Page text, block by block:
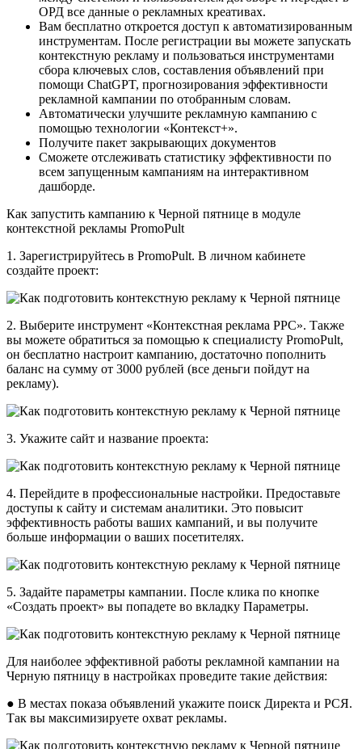
ОРД все данные о рекламных креативах.
Вам бесплатно откроется доступ к автоматизированным
инструментам. После регистрации вы можете запускать
контекстную рекламу и пользоваться инструментами
сбора ключевых слов, составления объявлений при
помощи ChatGPT, прогнозирования эффективности
рекламной кампании по отобранным словам.
Автоматически улучшите рекламную кампанию с
помощью технологии «Контекст+».
Получите пакет закрывающих документов
Сможете отслеживать статистику эффективности по
всем запущенным кампаниям на интерактивном
дашборде.
Как запустить кампанию к Черной пятнице в модуле
контекстной рекламы PromoPult
1. Зарегистрируйтесь в PromoPult. В личном кабинете
создайте проект:
2. Выберите инструмент «Контекстная реклама PPC». Также
вы можете обратиться за помощью к специалисту PromoPult,
он бесплатно настроит кампанию, достаточно пополнить
баланс на сумму от 3000 рублей (все деньги пойдут на
рекламу).
3. Укажите сайт и название проекта:
4. Перейдите в профессиональные настройки. Предоставьте
доступы к сайту и системам аналитики. Это повысит
эффективность работы ваших кампаний, и вы получите
больше информации о ваших посетителях.
5. Задайте параметры кампании. После клика по кнопке
«Создать проект» вы попадете во вкладку Параметры.
Для наиболее эффективной работы рекламной кампании на
Черную пятницу в настройках проведите такие действия:
● В местах показа объявлений укажите поиск Директа и РСЯ.
Так вы максимизируете охват рекламы.